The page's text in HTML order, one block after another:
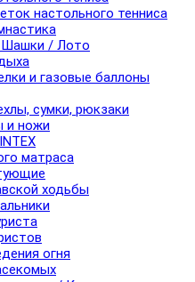
настольного тенниса
/ Лото
и газовые баллоны
сумки, рюкзаки
и ножи
матраса
ходьбы
огня